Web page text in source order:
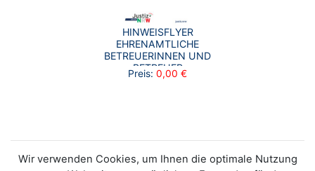
HINWEISFLYER
EHRENAMTLICHE
BETREUERINNEN UND
BETREUER
Preis: 0,00 €
Wir verwenden Cookies, um Ihnen die optimale Nutzung